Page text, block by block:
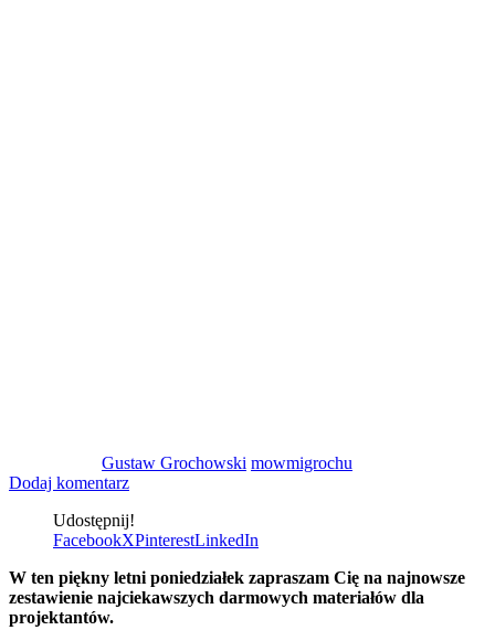
Gustaw Grochowski mowmigrochu
Dodaj komentarz
Udostępnij!
FacebookXPinterestLinkedIn
W ten piękny letni poniedziałek zapraszam Cię na najnowsze
zestawienie najciekawszych darmowych materiałów dla
projektantów.